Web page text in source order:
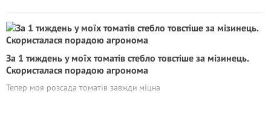
За 1 тиждень у моїх томатів стебло товстіше за мізинець.
Скористалася порадою агронома
Тепер моя розсада томатів завжди міцна